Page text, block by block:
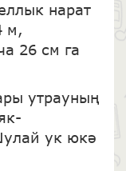
нарат
м,
26 см га
утрауның
ук юкә